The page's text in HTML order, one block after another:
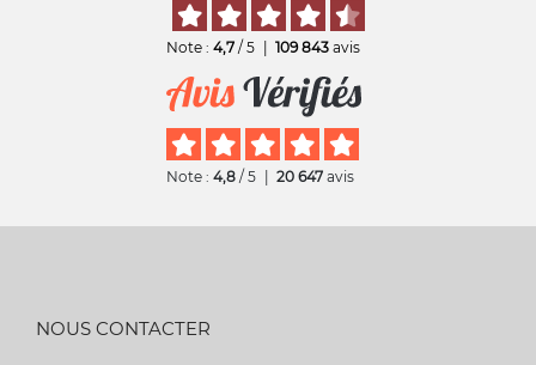
Note : 4,7 / 5 109 843 avis
Note : 4,8 / 5 20 647 avis
NOUS CONTACTER